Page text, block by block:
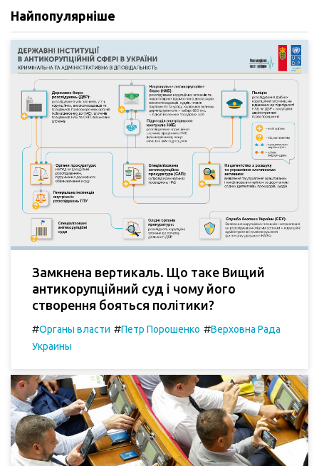
Найпопулярніше
Замкнена вертикаль. Що таке Вищий
антикорупційний суд і чому його
створення бояться політики?
#Органы власти #Петр Порошенко #Верховна Рада
Украины